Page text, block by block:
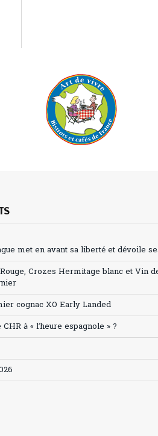
met en avant sa liberté et dévoile
Crozes Hermitage blanc et Vin
cognac XO Early Landed
à « l’heure espagnole » ?